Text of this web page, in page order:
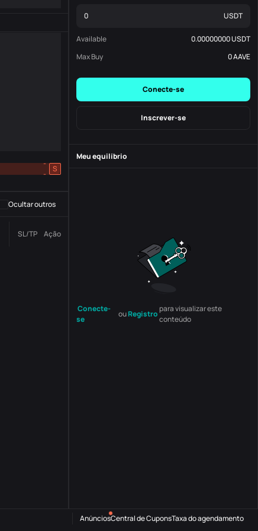
S
-
-
Ocultar outros
SL/TP
Ordem.
Ação
USDT
Available 0.00000000USDT
Max Buy
0AAVE
Conecte-se
Inscrever-se
Meu equilíbrio
Conecte-
se
ouRegistro
para visualizar este
conteúdo
AnúnciosCentral de CuponsTaxa do agendamento